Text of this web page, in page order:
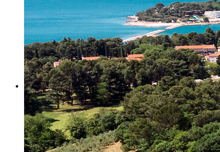
Zavod za turizam
Pokusno poljoprivredno imanje
Zaposlenici
Euraxess
Misija i vizija
Upravno Vijeće
Rad Upravnog vijeća
Znanstveno Vijeće
Rad Znanstvenog vijeća
Etičko povjerenstvo
Etički kodeks
Financiranje
Proračun
Potpore